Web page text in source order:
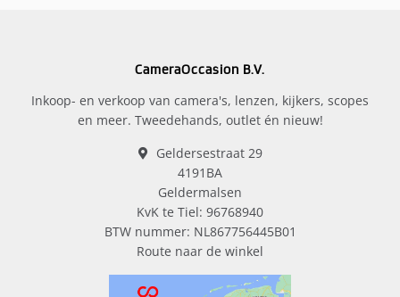
CameraOccasion B.V.
Inkoop- en verkoop van camera's, lenzen, kijkers, scopes
en meer. Tweedehands, outlet én nieuw!
Geldersestraat 29
4191BA
Geldermalsen
KvK te Tiel: 96768940
BTW nummer: NL867756445B01
Route naar de winkel